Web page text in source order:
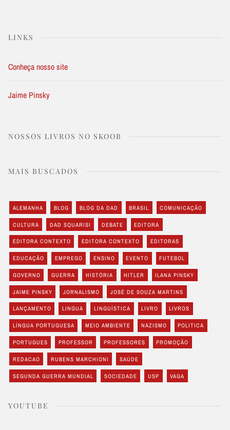
LINKS
Conheça nosso site
Jaime Pinsky
NOSSOS LIVROS NO SKOOB
MAIS BUSCADOS
ALEMANHA BLOG BLOG DA DAD BRASIL COMUNICAÇÃO
CULTURA DAD SQUARISI DEBATE EDITORA
EDITORA CONTEXTO EDITORA CONTEXTO EDITORAS
EDUCAÇÃO EMPREGO ENSINO EVENTO FUTEBOL
GOVERNO GUERRA HISTÓRIA HITLER ILANA PINSKY
JAIME PINSKY JORNALISMO JOSÉ DE SOUZA MARTINS
LANÇAMENTO LINGUA LINGUÍSTICA LIVRO LIVROS
LÍNGUA PORTUGUESA MEIO AMBIENTE NAZISMO POLITICA
PORTUGUES PROFESSOR PROFESSORES PROMOÇÃO
REDACAO RUBENS MARCHIONI SAÚDE
SEGUNDA GUERRA MUNDIAL SOCIEDADE USP VAGA
YOUTUBE